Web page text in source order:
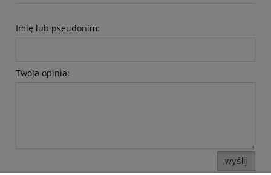
Imię lub pseudonim:
Twoja opinia:
wyślij